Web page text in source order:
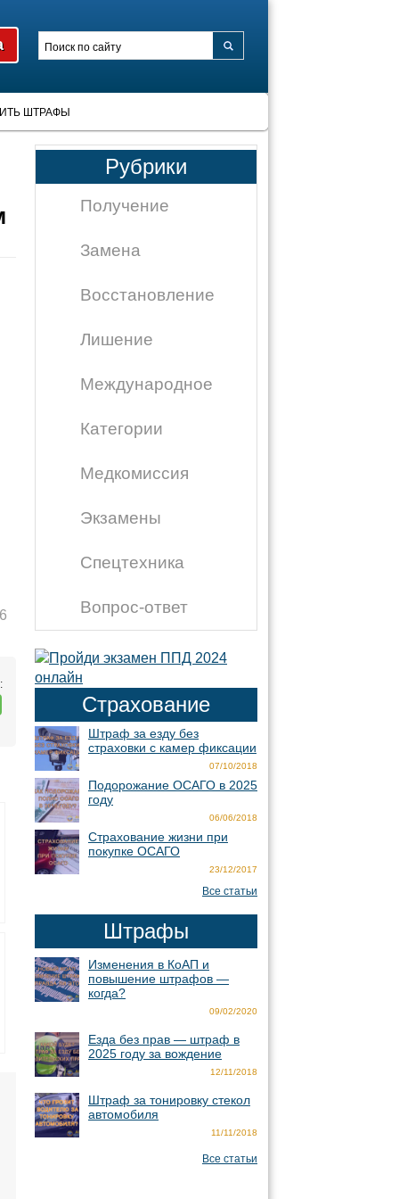
ШТРАФЫ
Рубрики
Получение
Замена
Восстановление
Лишение
Международное
Категории
Медкомиссия
Экзамены
Спецтехника
Вопрос-ответ
Страхование
Штраф за езду без
страховки с камер фиксации
07/10/2018
Подорожание ОСАГО в 2025
году
06/06/2018
Страхование жизни при
покупке ОСАГО
23/12/2017
Все статьи
Штрафы
Изменения в КоАП и
повышение штрафов —
когда?
09/02/2020
Езда без прав — штраф в
2025 году за вождение
12/11/2018
Штраф за тонировку стекол
автомобиля
11/11/2018
Все статьи